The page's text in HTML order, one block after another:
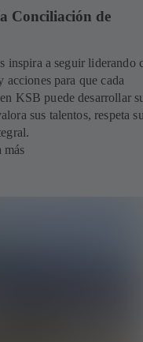
Conciliación de
inspira a seguir liderando
para que cada
KSB puede desarrollar
sus talentos, respeta
más